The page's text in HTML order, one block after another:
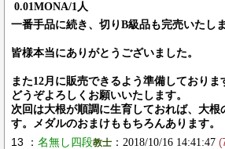
0.01MONA/1人
一番手品に続き、切りB級品も完売いたしま
皆様本当にありがとうございました。
また12月に販売できるよう準備しておりま
どうぞよろしくお願いいたします。
次回は大根が順調に生育しておれば、大根
す。メダルのおまけももちろんあります。
13 ： 名無し四段教士 ：2018/10/16 14:41:47